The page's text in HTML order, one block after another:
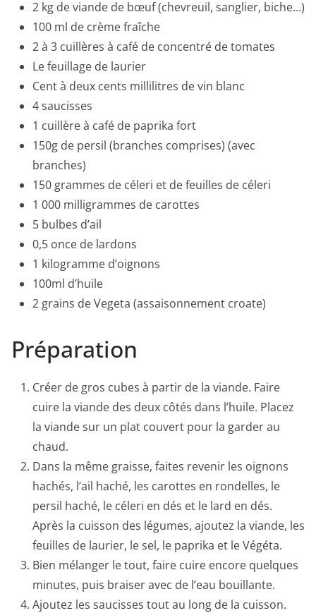
2 kg de viande de bœuf (chevreuil, sanglier, biche…)
100 ml de crème fraîche
2 à 3 cuillères à café de concentré de tomates
Le feuillage de laurier
Cent à deux cents millilitres de vin blanc
4 saucisses
1 cuillère à café de paprika fort
150g de persil (branches comprises) (avec
branches)
150 grammes de céleri et de feuilles de céleri
1 000 milligrammes de carottes
5 bulbes d’ail
0,5 once de lardons
1 kilogramme d’oignons
100ml d’huile
2 grains de Vegeta (assaisonnement croate)
Préparation
Créer de gros cubes à partir de la viande. Faire
cuire la viande des deux côtés dans l’huile. Placez
la viande sur un plat couvert pour la garder au
chaud.
Dans la même graisse, faites revenir les oignons
hachés, l’ail haché, les carottes en rondelles, le
persil haché, le céleri en dés et le lard en dés.
Après la cuisson des légumes, ajoutez la viande, les
feuilles de laurier, le sel, le paprika et le Végéta.
Bien mélanger le tout, faire cuire encore quelques
minutes, puis braiser avec de l’eau bouillante.
Ajoutez les saucisses tout au long de la cuisson.